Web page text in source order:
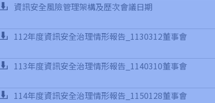
資訊安全風險管理架構及歷次會議日期
112年度資訊安全治理情形報告_1130312董事會
113年度資訊安全治理情形報告_1140310董事會
114年度資訊安全治理情形報告_1150128董事會